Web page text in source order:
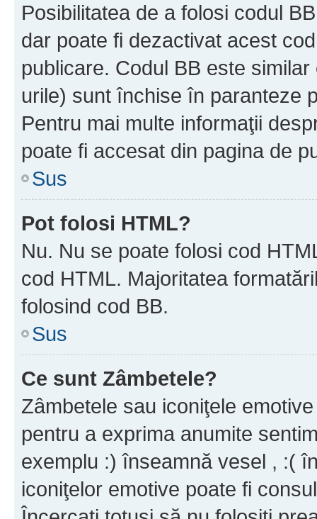
Posibilitatea de a folosi codul
dar poate fi dezactivat acest
publicare. Codul BB este
urile) sunt închise în paranteze
Pentru mai multe informaţii
poate fi accesat din pagina de
Sus
Pot folosi HTML?
Nu. Nu se poate folosi cod
cod HTML. Majoritatea
folosind cod BB.
Sus
Ce sunt Zâmbetele?
Zâmbetele sau iconiţele
pentru a exprima anumite
exemplu :) înseamnă vesel , :(
iconiţelor emotive poate fi